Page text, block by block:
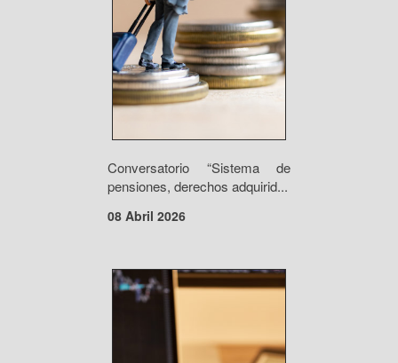
Conversatorio “Sistema de
pensiones, derechos adquirid...
08 Abril 2026